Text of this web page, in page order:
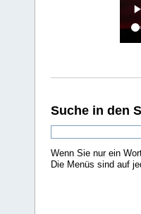
Suche in den
Wenn Sie nur ein
Die Menüs sind auf